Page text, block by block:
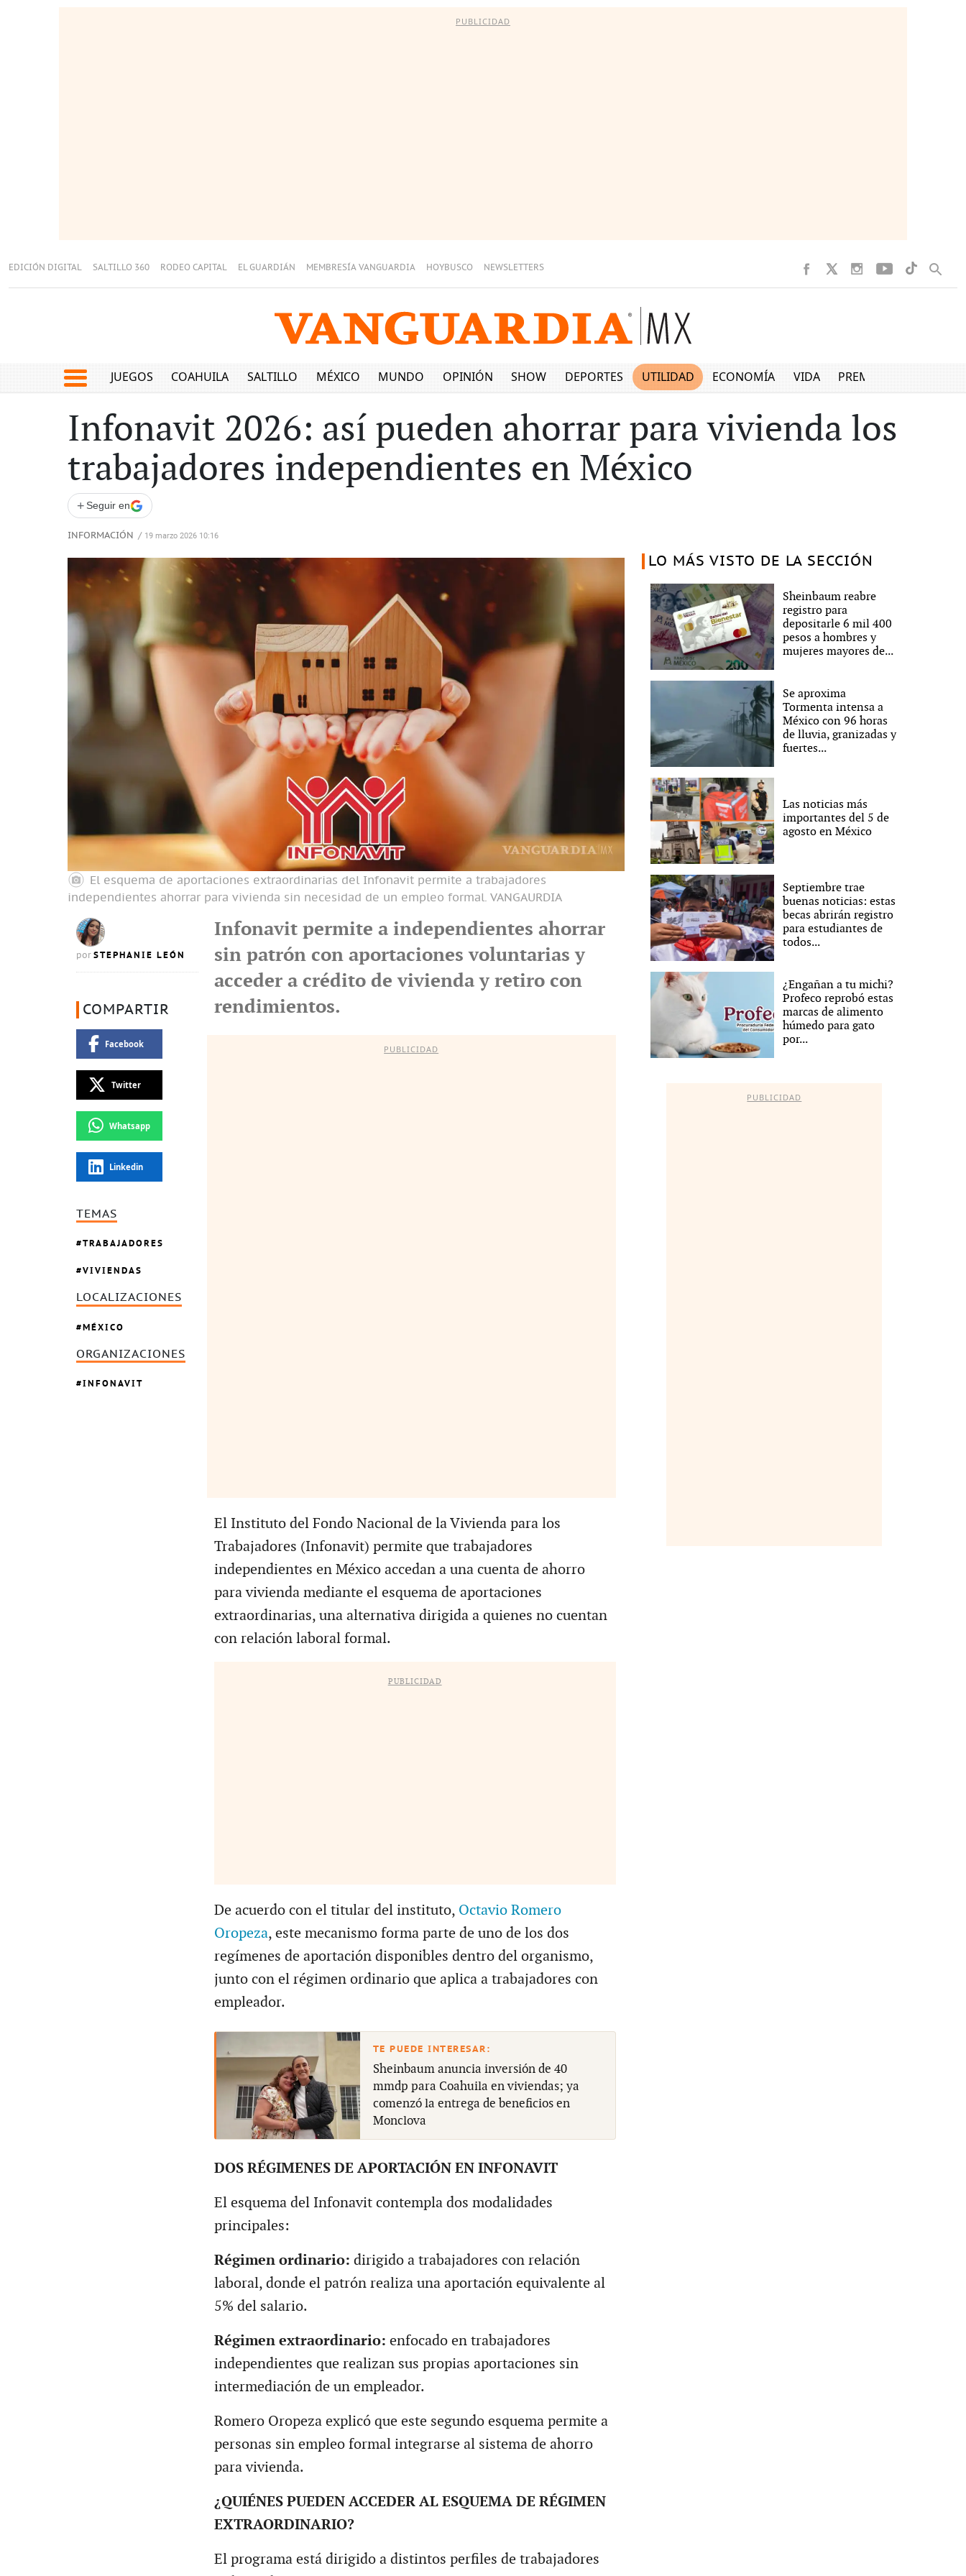
PUBLICIDAD
EDICIÓN DIGITAL SALTILLO 360 RODEO CAPITAL EL GUARDIÁN MEMBRESÍA VANGUARDIA HOYBUSCO NEWSLETTERS
JUEGOS COAHUILA SALTILLO MÉXICO MUNDO OPINIÓN SHOW DEPORTES UTILIDAD ECONOMÍA VIDA PREMIUM
Infonavit 2026: así pueden ahorrar para vivienda los
trabajadores independientes en México
+ Seguir en
INFORMACIÓN / 19 marzo 2026 10:16
El esquema de aportaciones extraordinarias del Infonavit permite a trabajadores
independientes ahorrar para vivienda sin necesidad de un empleo formal. VANGAURDIA
por STEPHANIE LEÓN
COMPARTIR
Facebook
Twitter
Whatsapp
Linkedin
TEMAS
TRABAJADORES
VIVIENDAS
LOCALIZACIONES
MÉXICO
ORGANIZACIONES
INFONAVIT
Infonavit permite a independientes ahorrar
sin patrón con aportaciones voluntarias y
acceder a crédito de vivienda y retiro con
rendimientos.
PUBLICIDAD
El Instituto del Fondo Nacional de la Vivienda para los
Trabajadores (Infonavit) permite que trabajadores
independientes en México accedan a una cuenta de ahorro
para vivienda mediante el esquema de aportaciones
extraordinarias, una alternativa dirigida a quienes no cuentan
con relación laboral formal.
PUBLICIDAD
De acuerdo con el titular del instituto, Octavio Romero
Oropeza, este mecanismo forma parte de uno de los dos
regímenes de aportación disponibles dentro del organismo,
junto con el régimen ordinario que aplica a trabajadores con
empleador.
Sheinbaum anuncia inversión de 40
mmdp para Coahuila en viviendas; ya
comenzó la entrega de beneficios en
Monclova
DOS RÉGIMENES DE APORTACIÓN EN INFONAVIT
El esquema del Infonavit contempla dos modalidades
principales:
Régimen ordinario: dirigido a trabajadores con relación
laboral, donde el patrón realiza una aportación equivalente al
5% del salario.
Régimen extraordinario: enfocado en trabajadores
independientes que realizan sus propias aportaciones sin
intermediación de un empleador.
Romero Oropeza explicó que este segundo esquema permite a
personas sin empleo formal integrarse al sistema de ahorro
para vivienda.
¿QUIÉNES PUEDEN ACCEDER AL ESQUEMA DE RÉGIMEN
EXTRAORDINARIO?
El programa está dirigido a distintos perfiles de trabajadores
LO MÁS VISTO DE LA SECCIÓN
Sheinbaum reabre
registro para
depositarle 6 mil 400
pesos a hombres y
mujeres mayores de...
Se aproxima
Tormenta intensa a
México con 96 horas
de lluvia, granizadas y
fuertes...
Las noticias más
importantes del 5 de
agosto en México
Septiembre trae
buenas noticias: estas
becas abrirán registro
para estudiantes de
todos...
¿Engañan a tu michi?
Profeco reprobó estas
marcas de alimento
húmedo para gato
por...
PUBLICIDAD